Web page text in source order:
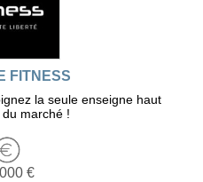
FITNESS
la seule enseigne haut
marché !
€